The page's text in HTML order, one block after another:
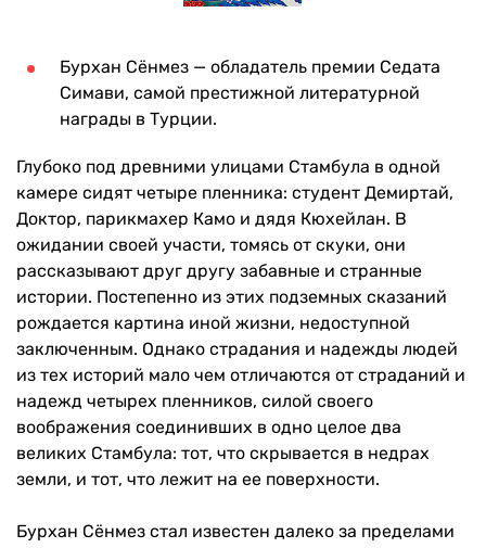
Бурхан Сёнмез — обладатель премии Седата
Симави, самой престижной литературной
награды в Турции.
Глубоко под древними улицами Стамбула в одной
камере сидят четыре пленника: студент Демиртай,
Доктор, парикмахер Камо и дядя Кюхейлан. В
ожидании своей участи, томясь от скуки, они
рассказывают друг другу забавные и странные
истории. Постепенно из этих подземных сказаний
рождается картина иной жизни, недоступной
заключенным. Однако страдания и надежды людей
из тех историй мало чем отличаются от страданий и
надежд четырех пленников, силой своего
воображения соединивших в одно целое два
великих Стамбула: тот, что скрывается в недрах
земли, и тот, что лежит на ее поверхности.
Бурхан Сёнмез стал известен далеко за пределами